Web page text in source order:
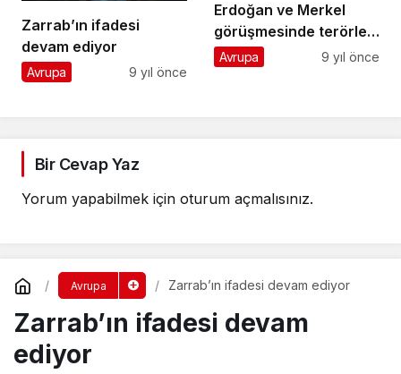
Zarrab’ın ifadesi
devam ediyor
Avrupa 9 yıl önce
Erdoğan ve Merkel
görüşmesinde terörle
mücadelede işbirliği
Avrupa 9 yıl önce
Bir Cevap Yaz
Yorum yapabilmek için oturum açmalısınız.
Avrupa Zarrab’ın ifadesi devam ediyor
Zarrab’ın ifadesi devam
ediyor